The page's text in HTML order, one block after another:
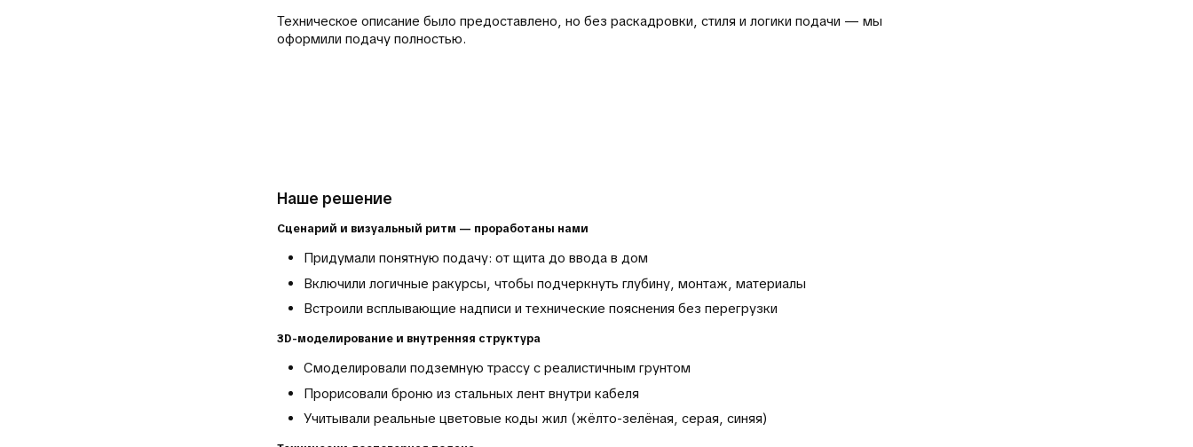
Техническое описание было предоставлено, но без раскадровки, стиля и логики подачи — мы
оформили подачу полностью.
Наше решение
Сценарий и визуальный ритм — проработаны нами
Придумали понятную подачу: от щита до ввода в дом
Включили логичные ракурсы, чтобы подчеркнуть глубину, монтаж, материалы
Встроили всплывающие надписи и технические пояснения без перегрузки
3D-моделирование и внутренняя структура
Смоделировали подземную трассу с реалистичным грунтом
Прорисовали броню из стальных лент внутри кабеля
Учитывали реальные цветовые коды жил (жёлто-зелёная, серая, синяя)